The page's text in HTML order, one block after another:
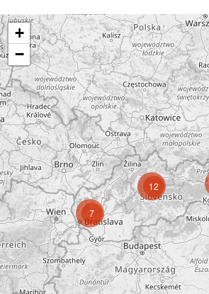
7
12
+
−